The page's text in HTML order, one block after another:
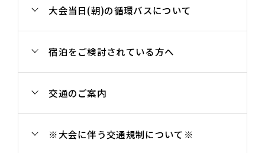
大会当日(朝)の循環バスについて
宿泊をご検討されている方へ
交通のご案内
※大会に伴う交通規制について※